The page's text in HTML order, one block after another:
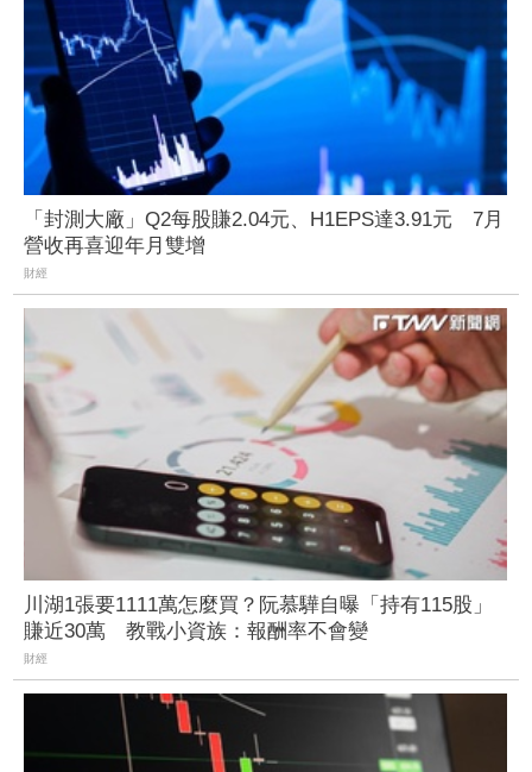
「封測大廠」Q2每股賺2.04元、H1EPS達3.91元 7月
營收再喜迎年月雙增
財經
川湖1張要1111萬怎麼買？阮慕驊自曝「持有115股」
賺近30萬 教戰小資族：報酬率不會變
財經